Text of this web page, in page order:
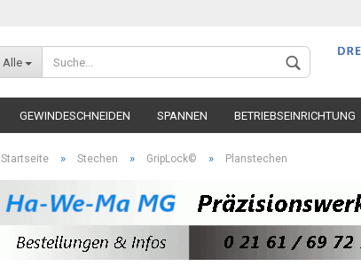
Wohnort
Alle
GEWINDESCHNEIDEN SPANNEN BETRIEBSEINRICHTUNG
Startseite » Stechen » GripLock© » Planstechen